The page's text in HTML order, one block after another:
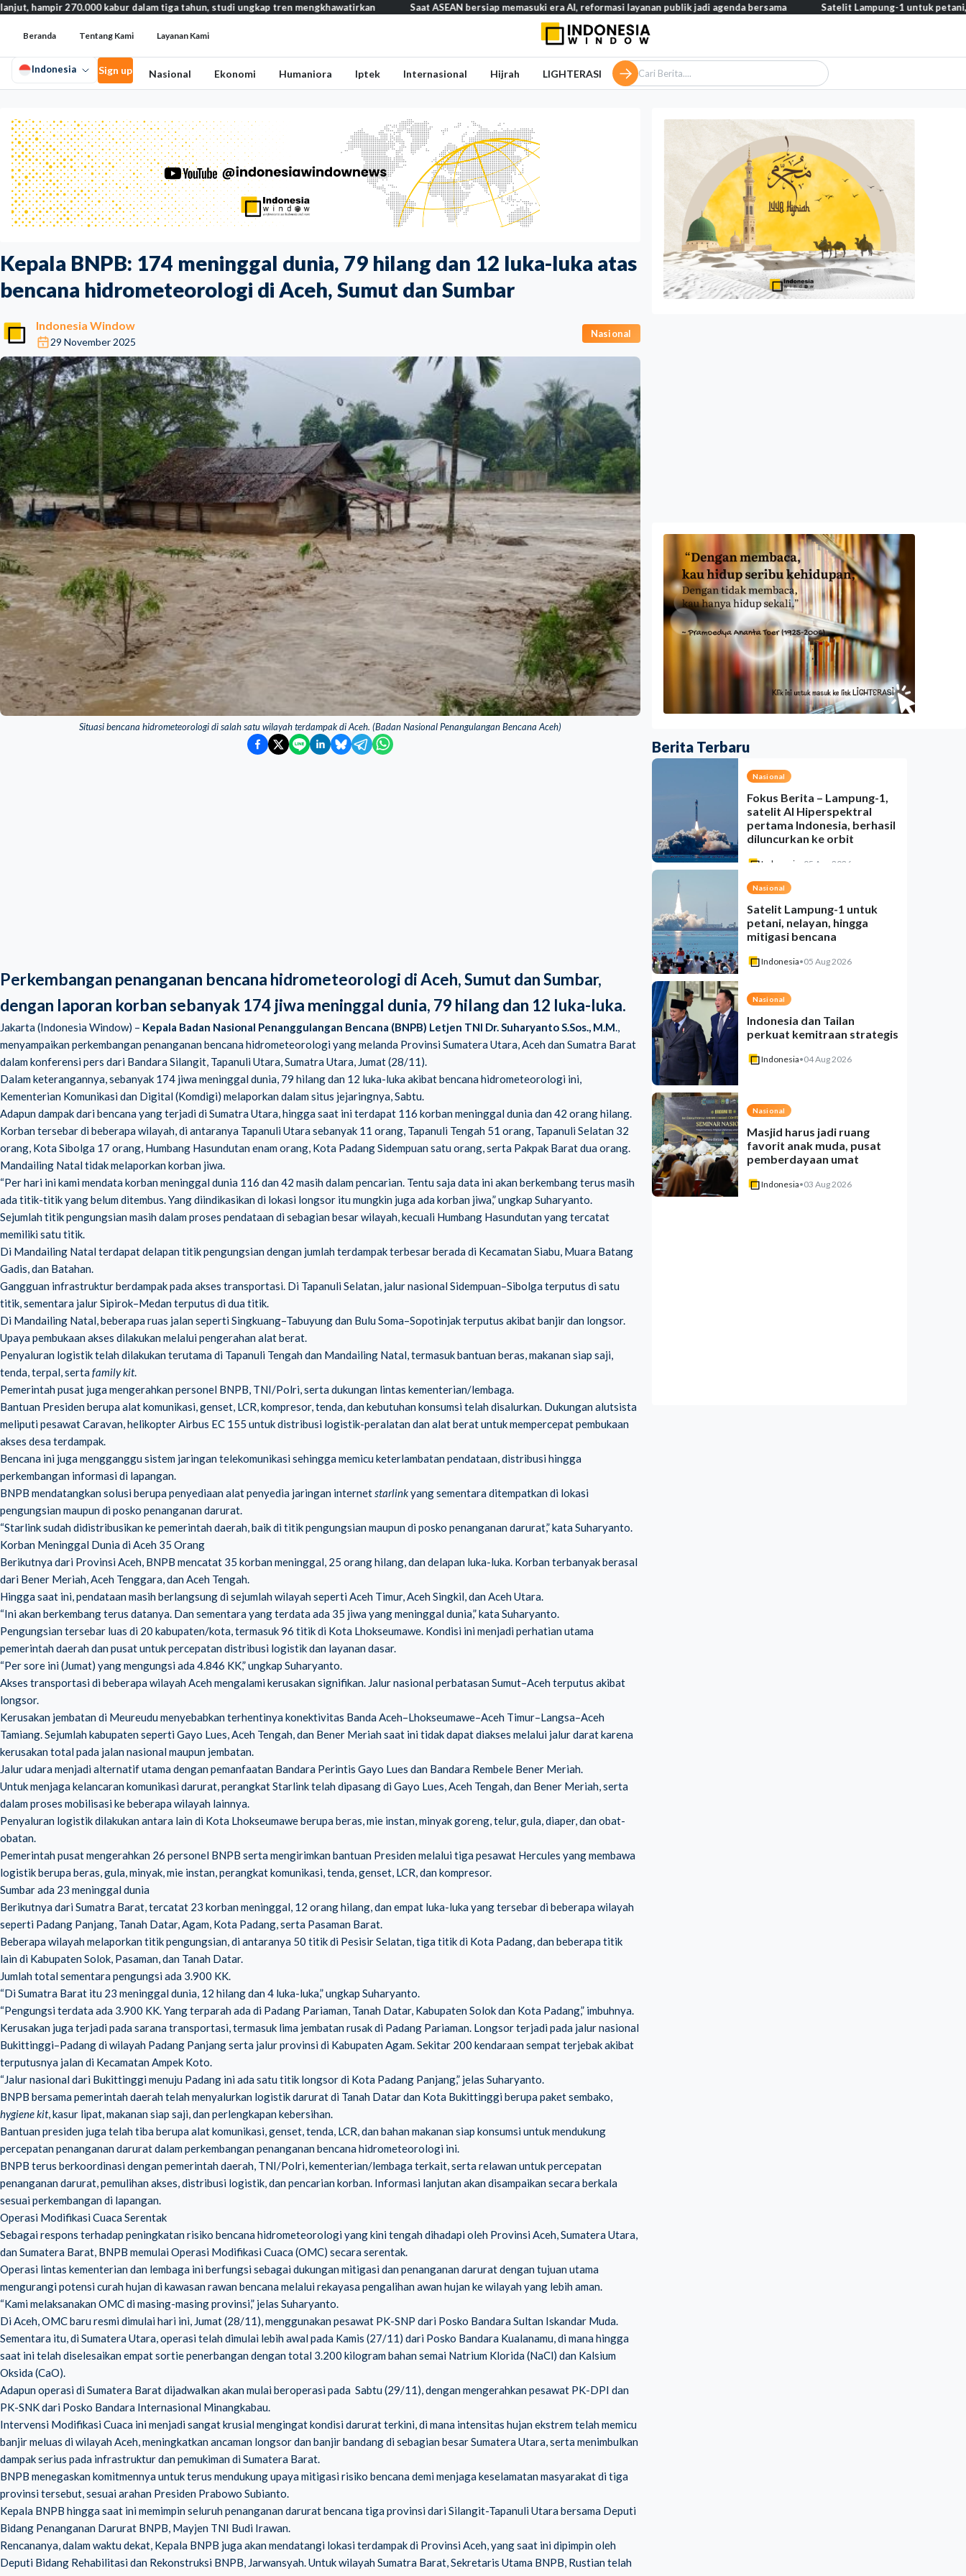
Kepala BNPB: 174 meninggal dunia, 79 hilang dan 12 luka-luka atas
bencana hidrometeorologi di Aceh, Sumut dan Sumbar
Indonesia Window
29 November 2025
Nasional
Situasi bencana hidrometeorologi di salah satu wilayah terdampak di Aceh. (Badan Nasional Penangulangan Bencana Aceh)
Perkembangan penanganan bencana hidrometeorologi di Aceh, Sumut dan Sumbar,
dengan laporan korban sebanyak 174 jiwa meninggal dunia, 79 hilang dan 12 luka-luka.
Jakarta (Indonesia Window) – Kepala Badan Nasional Penanggulangan Bencana (BNPB) Letjen TNI Dr. Suharyanto S.Sos., M.M.,
menyampaikan perkembangan penanganan bencana hidrometeorologi yang melanda Provinsi Sumatera Utara, Aceh dan Sumatra Barat
dalam konferensi pers dari Bandara Silangit, Tapanuli Utara, Sumatra Utara, Jumat (28/11).
Dalam keterangannya,sebanyak 174 jiwa meninggal dunia, 79 hilang dan 12 luka-luka akibat bencana hidrometeorologi ini,
Kementerian Komunikasi dan Digital (Komdigi) melaporkan dalam situs jejaringnya, Sabtu.
Adapun dampak dari bencana yang terjadi di Sumatra Utara, hingga saat ini terdapat 116 korban meninggal dunia dan 42 orang hilang.
Korban tersebar di beberapa wilayah, di antaranya Tapanuli Utara sebanyak 11 orang, Tapanuli Tengah 51 orang, Tapanuli Selatan 32
orang, Kota Sibolga 17 orang, Humbang Hasundutan enam orang, Kota Padang Sidempuan satu orang, serta Pakpak Barat dua orang.
Mandailing Natal tidak melaporkan korban jiwa.
“Per hari ini kami mendata korban meninggal dunia 116 dan 42 masih dalam pencarian. Tentu saja data ini akan berkembang terus masih
ada titik-titik yang belum ditembus. Yang diindikasikan di lokasi longsor itu mungkin juga ada korban jiwa,” ungkap Suharyanto.
Sejumlah titik pengungsian masih dalam proses pendataan di sebagian besar wilayah, kecuali Humbang Hasundutan yang tercatat
memiliki satu titik.
Di Mandailing Natal terdapat delapan titik pengungsian dengan jumlah terdampak terbesar berada di Kecamatan Siabu, Muara Batang
Gadis, dan Batahan.
Gangguan infrastruktur berdampak pada akses transportasi. Di Tapanuli Selatan, jalur nasional Sidempuan–Sibolga terputus di satu
titik, sementara jalur Sipirok–Medan terputus di dua titik.
Di Mandailing Natal, beberapa ruas jalan seperti Singkuang–Tabuyung dan Bulu Soma–Sopotinjak terputus akibat banjir dan longsor.
Upaya pembukaan akses dilakukan melalui pengerahan alat berat.
Penyaluran logistik telah dilakukan terutama di Tapanuli Tengah dan Mandailing Natal, termasuk bantuan beras, makanan siap saji,
tenda, terpal, sertafamily kit.
Pemerintah pusat juga mengerahkan personel BNPB, TNI/Polri, serta dukungan lintas kementerian/lembaga.
Bantuan Presiden berupa alat komunikasi, genset, LCR, kompresor, tenda, dan kebutuhan konsumsi telah disalurkan. Dukungan alutsista
meliputi pesawat Caravan, helikopter Airbus EC 155 untuk distribusi logistik-peralatan dan alat berat untuk mempercepat pembukaan
akses desa terdampak.
Bencana ini juga mengganggu sistem jaringan telekomunikasi sehingga memicu keterlambatan pendataan, distribusi hingga
perkembangan informasi di lapangan.
BNPB mendatangkan solusi berupa penyediaan alat penyedia jaringan internetstarlinkyang sementara ditempatkan di lokasi
pengungsian maupun di posko penanganan darurat.
“Starlink sudah didistribusikan ke pemerintah daerah, baik di titik pengungsian maupun di posko penanganan darurat,” kata Suharyanto.
Korban Meninggal Dunia di Aceh 35 Orang
Berikutnya dari Provinsi Aceh, BNPB mencatat 35 korban meninggal, 25 orang hilang, dan delapan luka-luka. Korban terbanyak berasal
dari Bener Meriah, Aceh Tenggara, dan Aceh Tengah.
Hingga saat ini, pendataan masih berlangsung di sejumlah wilayah seperti Aceh Timur, Aceh Singkil, dan Aceh Utara.
“Ini akan berkembang terus datanya. Dan sementara yang terdata ada 35 jiwa yang meninggal dunia,” kata Suharyanto.
Pengungsian tersebar luas di 20 kabupaten/kota, termasuk 96 titik di Kota Lhokseumawe. Kondisi ini menjadi perhatian utama
pemerintah daerah dan pusat untuk percepatan distribusi logistik dan layanan dasar.
“Per sore ini (Jumat) yang mengungsi ada 4.846 KK,” ungkap Suharyanto.
Akses transportasi di beberapa wilayah Aceh mengalami kerusakan signifikan. Jalur nasional perbatasan Sumut–Aceh terputus akibat
longsor.
Kerusakan jembatan di Meureudu menyebabkan terhentinya konektivitas Banda Aceh–Lhokseumawe–Aceh Timur–Langsa–Aceh
Tamiang. Sejumlah kabupaten seperti Gayo Lues, Aceh Tengah, dan Bener Meriah saat ini tidak dapat diakses melalui jalur darat karena
kerusakan total pada jalan nasional maupun jembatan.
Jalur udara menjadi alternatif utama dengan pemanfaatan Bandara Perintis Gayo Lues dan Bandara Rembele Bener Meriah.
Untuk menjaga kelancaran komunikasi darurat, perangkat Starlink telah dipasang di Gayo Lues, Aceh Tengah, dan Bener Meriah, serta
dalam proses mobilisasi ke beberapa wilayah lainnya.
Penyaluran logistik dilakukan antara lain di Kota Lhokseumawe berupa beras, mie instan, minyak goreng, telur, gula, diaper, dan obat-
obatan.
Pemerintah pusat mengerahkan 26 personel BNPB serta mengirimkan bantuan Presiden melalui tiga pesawat Hercules yang membawa
logistik berupa beras, gula, minyak, mie instan, perangkat komunikasi, tenda, genset, LCR, dan kompresor.
Sumbar ada 23 meninggal dunia
Berikutnya dari Sumatra Barat, tercatat 23 korban meninggal, 12 orang hilang, dan empat luka-luka yang tersebar di beberapa wilayah
seperti Padang Panjang, Tanah Datar, Agam, Kota Padang, serta Pasaman Barat.
Beberapa wilayah melaporkan titik pengungsian, di antaranya 50 titik di Pesisir Selatan, tiga titik di Kota Padang, dan beberapa titik
lain di Kabupaten Solok, Pasaman, dan Tanah Datar.
Jumlah total sementara pengungsi ada 3.900 KK.
“Di Sumatra Barat itu 23 meninggal dunia, 12 hilang dan 4 luka-luka,” ungkap Suharyanto.
“Pengungsi terdata ada 3.900 KK. Yang terparah ada di Padang Pariaman, Tanah Datar, Kabupaten Solok dan Kota Padang,” imbuhnya.
Kerusakan juga terjadi pada sarana transportasi, termasuk lima jembatan rusak di Padang Pariaman. Longsor terjadi pada jalur nasional
Bukittinggi–Padang di wilayah Padang Panjang serta jalur provinsi di Kabupaten Agam. Sekitar 200 kendaraan sempat terjebak akibat
terputusnya jalan di Kecamatan Ampek Koto.
“Jalur nasional dari Bukittinggi menuju Padang ini ada satu titik longsor di Kota Padang Panjang,” jelas Suharyanto.
BNPB bersama pemerintah daerah telah menyalurkan logistik darurat di Tanah Datar dan Kota Bukittinggi berupa paket sembako,
hygiene kit, kasur lipat, makanan siap saji, dan perlengkapan kebersihan.
Bantuan presiden juga telah tiba berupa alat komunikasi, genset, tenda, LCR, dan bahan makanan siap konsumsi untuk mendukung
percepatan penanganan darurat dalam perkembangan penanganan bencana hidrometeorologi ini.
BNPB terus berkoordinasi dengan pemerintah daerah, TNI/Polri, kementerian/lembaga terkait, serta relawan untuk percepatan
penanganan darurat, pemulihan akses, distribusi logistik, dan pencarian korban. Informasi lanjutan akan disampaikan secara berkala
sesuai perkembangan di lapangan.
Operasi Modifikasi Cuaca Serentak
Sebagai respons terhadap peningkatan risiko bencana hidrometeorologi yang kini tengah dihadapi oleh Provinsi Aceh, Sumatera Utara,
dan Sumatera Barat, BNPB memulai Operasi Modifikasi Cuaca (OMC) secara serentak.
Operasi lintas kementerian dan lembaga ini berfungsi sebagai dukungan mitigasi dan penanganan darurat dengan tujuan utama
mengurangi potensi curah hujan di kawasan rawan bencana melalui rekayasa pengalihan awan hujan ke wilayah yang lebih aman.
“Kami melaksanakan OMC di masing-masing provinsi,” jelas Suharyanto.
Di Aceh, OMC baru resmi dimulai hari ini, Jumat (28/11), menggunakan pesawat PK-SNP dari Posko Bandara Sultan Iskandar Muda.
Sementara itu, di Sumatera Utara, operasi telah dimulai lebih awal pada Kamis (27/11) dari Posko Bandara Kualanamu, di mana hingga
saat ini telah diselesaikan empat sortie penerbangan dengan total 3.200 kilogram bahan semai Natrium Klorida (NaCl) dan Kalsium
Oksida (CaO).
Adapun operasi di Sumatera Barat dijadwalkan akan mulai beroperasi pada Sabtu (29/11), dengan mengerahkan pesawat PK-DPI dan
PK-SNK dari Posko Bandara Internasional Minangkabau.
Intervensi Modifikasi Cuaca ini menjadi sangat krusial mengingat kondisi darurat terkini, di mana intensitas hujan ekstrem telah memicu
banjir meluas di wilayah Aceh, meningkatkan ancaman longsor dan banjir bandang di sebagian besar Sumatera Utara, serta menimbulkan
dampak serius pada infrastruktur dan pemukiman di Sumatera Barat.
BNPB menegaskan komitmennya untuk terus mendukung upaya mitigasi risiko bencana demi menjaga keselamatan masyarakat di tiga
provinsi tersebut, sesuai arahan Presiden Prabowo Subianto.
Kepala BNPB hingga saat ini memimpin seluruh penanganan darurat bencana tiga provinsi dari Silangit-Tapanuli Utara bersama Deputi
Bidang Penanganan Darurat BNPB, Mayjen TNI Budi Irawan.
Rencananya, dalam waktu dekat, Kepala BNPB juga akan mendatangi lokasi terdampak di Provinsi Aceh, yang saat ini dipimpin oleh
Deputi Bidang Rehabilitasi dan Rekonstruksi BNPB, Jarwansyah. Untuk wilayah Sumatra Barat, Sekretaris Utama BNPB, Rustian telah
Berita Terbaru
Nasional
Fokus Berita – Lampung-1,
satelit AI Hiperspektral
pertama Indonesia, berhasil
diluncurkan ke orbit
Indonesia 05 Aug 2026
Nasional
Satelit Lampung-1 untuk
petani, nelayan, hingga
mitigasi bencana
Indonesia•05 Aug 2026
Nasional
Indonesia dan Tailan
perkuat kemitraan strategis
Indonesia•04 Aug 2026
Nasional
Masjid harus jadi ruang
favorit anak muda, pusat
pemberdayaan umat
Indonesia•03 Aug 2026
kabur dalam tiga tahun, studi ungkap tren mengkhawatirkan Saat ASEAN bersiap memasuki era AI, reformasi layanan publik jadi agenda bersama Satelit Lampung-1 untuk petani, nelayan,
Beranda Tentang Kami Layanan Kami
Indonesia Sign up Nasional Ekonomi Humaniora Iptek Internasional Hijrah LIGHTERASI